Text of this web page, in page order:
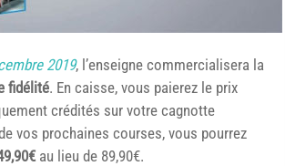
2019, l’enseigne commercialisera la
fidélité. En caisse, vous paierez le prix
crédités sur votre cagnotte
vos prochaines courses, vous pourrez
au lieu de 89,90€.